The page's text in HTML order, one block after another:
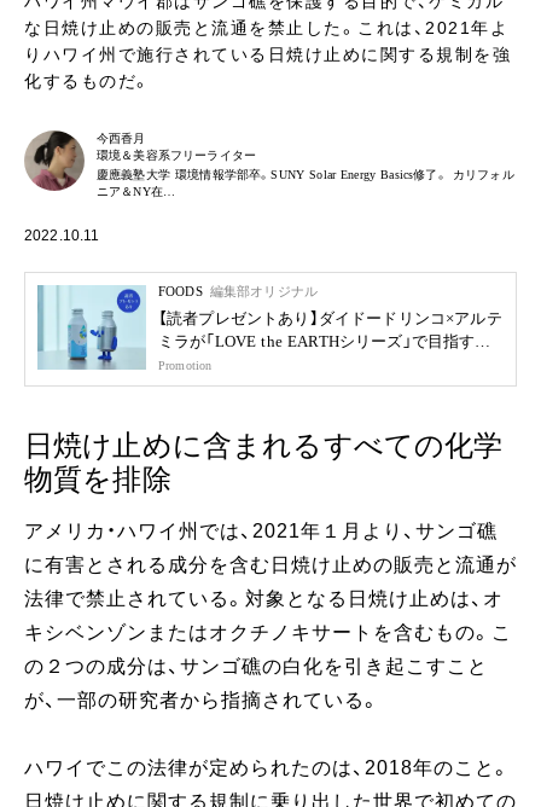
な日焼け止めの販売と流通を禁止した。これは、2021年よ
りハワイ州で施行されている日焼け止めに関する規制を強
化するものだ。
今西香月
環境＆美容系フリーライター
慶應義塾大学 環境情報学部卒。SUNY Solar Energy Basics修了。 カリフォル
ニア＆NY在…
2022.10.11
FOODS 編集部オリジナル
【読者プレゼントあり】ダイドードリンコ×アルテ
ミラが「LOVE the EARTHシリーズ」で目指す未
来
Promotion
日焼け止めに含まれるすべての化学
物質を排除
アメリカ・ハワイ州では、2021年１月より、サンゴ礁
に有害とされる成分を含む日焼け止めの販売と流通が
法律で禁止されている。対象となる日焼け止めは、オ
キシベンゾンまたはオクチノキサートを含むもの。こ
の２つの成分は、サンゴ礁の白化を引き起こすこと
が、一部の研究者から指摘されている。
ハワイでこの法律が定められたのは、2018年のこと。
日焼け止めに関する規制に乗り出した世界で初めての